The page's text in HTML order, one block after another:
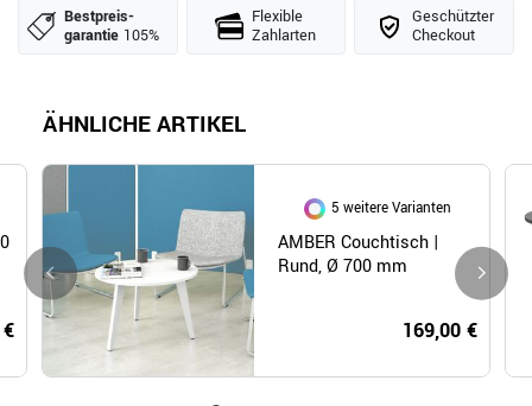
Bestpreis­
garantie 105%
Flexible
Zahlarten
Geschützter
Checkout
ÄHNLICHE ARTIKEL
5 weitere Varianten
AMBER Couchtisch |
Rund, Ø 700 mm
169,00 €